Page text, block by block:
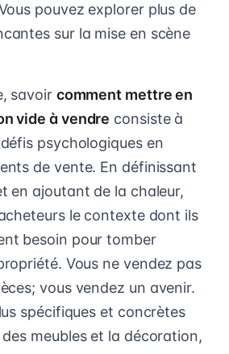
pouvez explorer plus de
sur la mise en scène
savoir comment mettre en
vide à vendre consiste à
psychologiques en
de vente. En définissant
en ajoutant de la chaleur,
le contexte dont ils
besoin pour tomber
Vous ne vendez pas
vous vendez un avenir.
spécifiques et concrètes
meubles et la décoration,